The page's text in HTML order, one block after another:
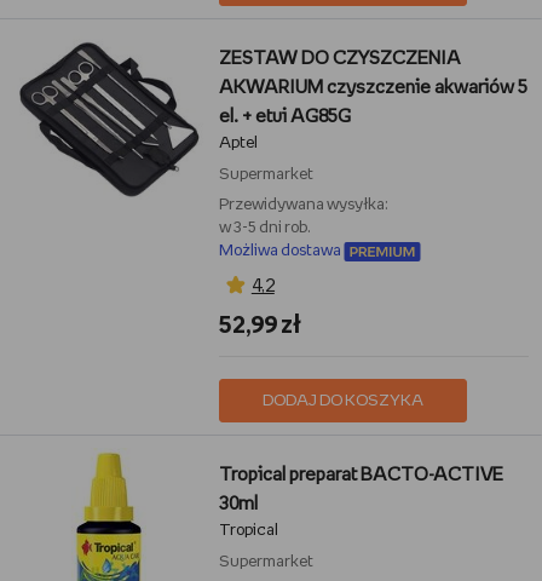
ZESTAW DO CZYSZCZENIA
AKWARIUM czyszczenie akwariów 5
el. + etui AG85G
Aptel
Supermarket
Przewidywana wysyłka:
w 3-5 dni rob.
Możliwa dostawa
4,2
52,99 zł
DODAJ DO KOSZYKA
Tropical preparat BACTO-ACTIVE
30ml
Tropical
Supermarket